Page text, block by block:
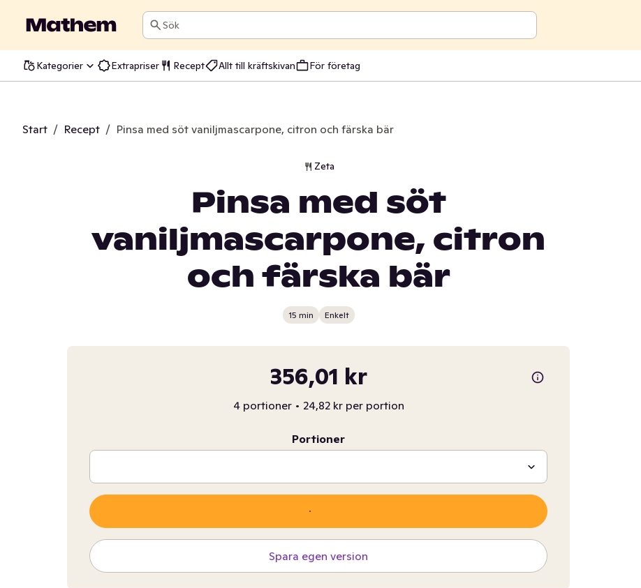
Sök
Kategorier Extrapriser Recept Allt till kräftskivan För företag
Start / Recept / Pinsa med söt vaniljmascarpone, citron och färska bär
Zeta
Pinsa med söt
vaniljmascarpone, citron
och färska bär
15 min Enkelt
356,01 kr
4 portioner • 24,82 kr per portion
Portioner
Spara egen version